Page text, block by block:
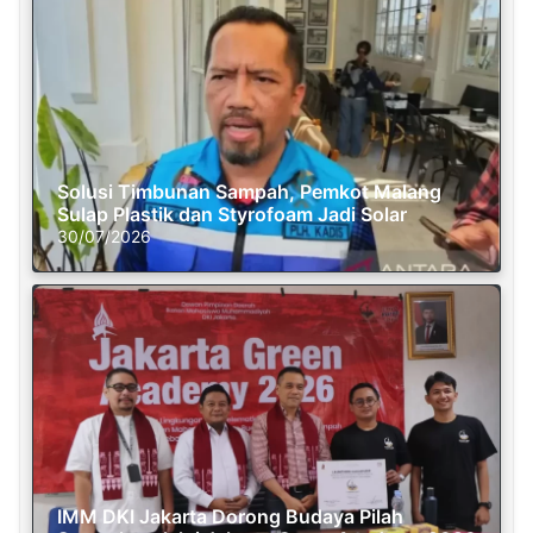
Solusi Timbunan Sampah, Pemkot Malang
Sulap Plastik dan Styrofoam Jadi Solar
30/07/2026
IMM DKI Jakarta Dorong Budaya Pilah